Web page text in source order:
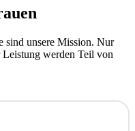
sind unsere Mission. Nur
werden Teil von